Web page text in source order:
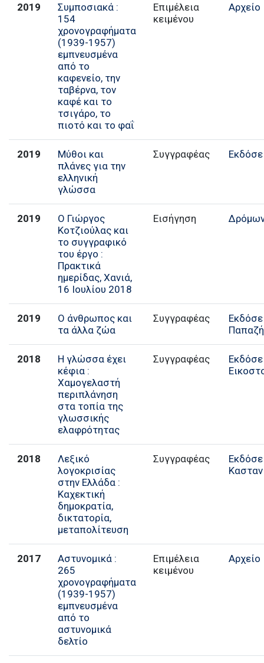
2019
Συμποσιακά :
154
χρονογραφήματα
(1939-1957)
εμπνευσμένα
από το
καφενείο, την
ταβέρνα, τον
καφέ και το
τσιγάρο, το
πιοτό και το φαΐ
Επιμέλεια
κειμένου
Αρχείο
2019
Μύθοι και
πλάνες για την
ελληνική
γλώσσα
Συγγραφέας
2019
Ο Γιώργος
Κοτζιούλας και
το συγγραφικό
του έργο :
Πρακτικά
ημερίδας, Χανιά,
16 Ιουλίου 2018
Εισήγηση
2019
Ο άνθρωπος και
τα άλλα ζώα
Συγγραφέας
2018
Η γλώσσα έχει
κέφια :
Χαμογελαστή
περιπλάνηση
στα τοπία της
γλωσσικής
ελαφρότητας
Συγγραφέας
2018
Λεξικό
λογοκρισίας
στην Ελλάδα :
Καχεκτική
δημοκρατία,
δικτατορία,
μεταπολίτευση
Συγγραφέας
2017
Αστυνομικά :
265
χρονογραφήματα
(1939-1957)
εμπνευσμένα
από το
αστυνομικά
δελτίο
Επιμέλεια
κειμένου
Αρχείο